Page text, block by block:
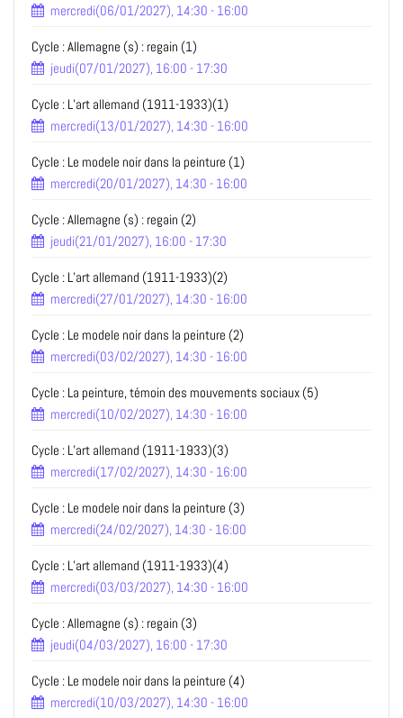
mercredi(06/01/2027), 14:30 - 16:00
Cycle : Allemagne (s) : regain (1)
jeudi(07/01/2027), 16:00 - 17:30
Cycle : L’art allemand (1911-1933)(1)
mercredi(13/01/2027), 14:30 - 16:00
Cycle : Le modele noir dans la peinture (1)
mercredi(20/01/2027), 14:30 - 16:00
Cycle : Allemagne (s) : regain (2)
jeudi(21/01/2027), 16:00 - 17:30
Cycle : L’art allemand (1911-1933)(2)
mercredi(27/01/2027), 14:30 - 16:00
Cycle : Le modele noir dans la peinture (2)
mercredi(03/02/2027), 14:30 - 16:00
Cycle : La peinture, témoin des mouvements sociaux (5)
mercredi(10/02/2027), 14:30 - 16:00
Cycle : L’art allemand (1911-1933)(3)
mercredi(17/02/2027), 14:30 - 16:00
Cycle : Le modele noir dans la peinture (3)
mercredi(24/02/2027), 14:30 - 16:00
Cycle : L’art allemand (1911-1933)(4)
mercredi(03/03/2027), 14:30 - 16:00
Cycle : Allemagne (s) : regain (3)
jeudi(04/03/2027), 16:00 - 17:30
Cycle : Le modele noir dans la peinture (4)
mercredi(10/03/2027), 14:30 - 16:00